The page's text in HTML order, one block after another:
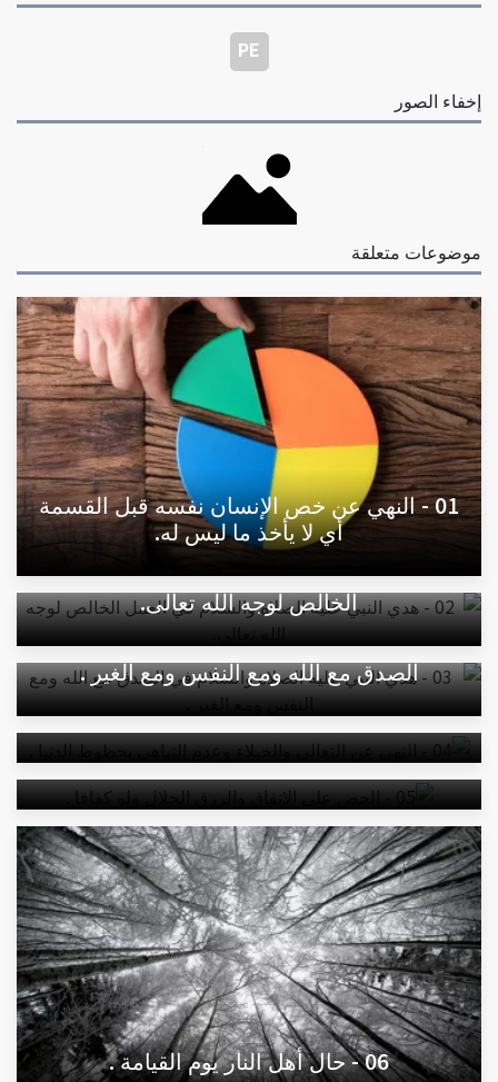
PE
إخفاء الصور
موضوعات متعلقة
01 - النهي عن خص الإنسان نفسه قبل القسمة
أي لا يأخذ ما ليس له.
02 - هدي النبي عليه الصلاة والسلام في العمل
الخالص لوجه الله تعالى.
03 - هدي النبي عليه الصلاة والسلام في
الصدق مع الله ومع النفس ومع الغير .
04 - النهي عن التعالي والخيلاء وعدم التباهي
بحظوظ الدنيا .
05 - الحض على الإنفاق والرزق الحلال ولو
كفافا .
06 - حال أهل النار يوم القيامة .